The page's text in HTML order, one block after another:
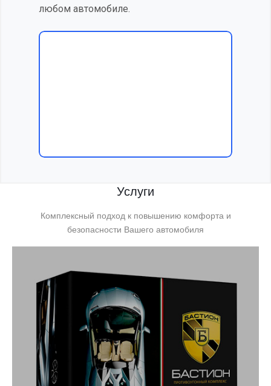
любом автомобиле.
Услуги
Комплексный подход к повышению комфорта и
безопасности Вашего автомобиля